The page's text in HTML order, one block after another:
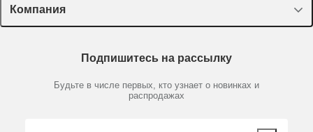
Пластик, стекло, принадлежности
Химические реактивы, препараты, наборы
Производители
Лекторий Диаэм
Доставка и оплата
Мобильное приложение
Компания
Партнеры
Подпишитесь на рассылку
Будьте в числе первых, кто узнает о новинках и
распродажах